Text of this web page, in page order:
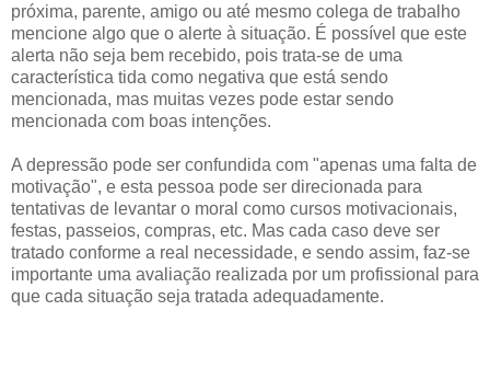
próxima, parente, amigo ou até mesmo colega de trabalho
mencione algo que o alerte à situação. É possível que este
alerta não seja bem recebido, pois trata-se de uma
característica tida como negativa que está sendo
mencionada, mas muitas vezes pode estar sendo
mencionada com boas intenções.
A depressão pode ser confundida com "apenas uma falta de
motivação", e esta pessoa pode ser direcionada para
tentativas de levantar o moral como cursos motivacionais,
festas, passeios, compras, etc. Mas cada caso deve ser
tratado conforme a real necessidade, e sendo assim, faz-se
importante uma avaliação realizada por um profissional para
que cada situação seja tratada adequadamente.